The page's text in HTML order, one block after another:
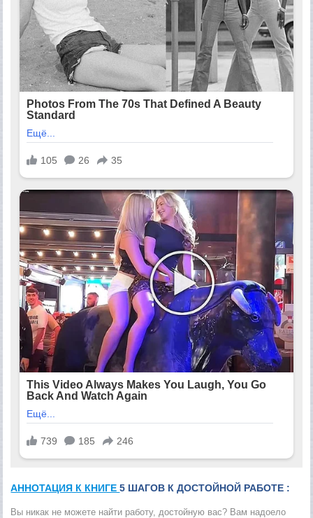
АННОТАЦИЯ К КНИГЕ5 ШАГОВ К ДОСТОЙНОЙ РАБОТЕ :
Вы никак не можете найти работу, достойную вас? Вам надоело